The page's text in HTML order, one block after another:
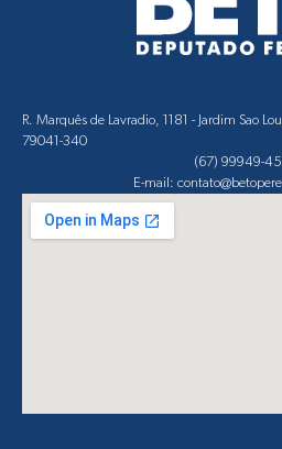
R. Marquês de Lavradio, 1181 - Jardim Sao
79041-340
(67) 99949-
E-mail: